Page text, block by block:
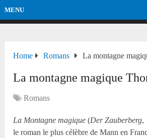
MENU
Home Romans La montagne
La montagne magique
Romans
La Montagne magique (Der Zauberberg,
le roman le plus célèbre de Mann en